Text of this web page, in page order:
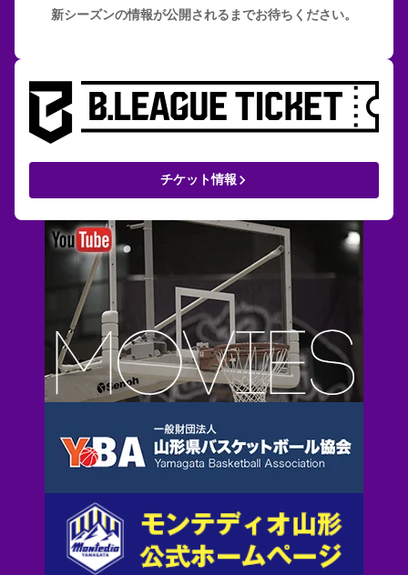
新シーズンの情報が公開されるまでお待ちください。
チケット情報keyboard_arrow_right